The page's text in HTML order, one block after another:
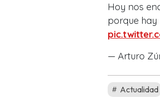
Hoy nos
porque hay
— Arturo
Actualidad